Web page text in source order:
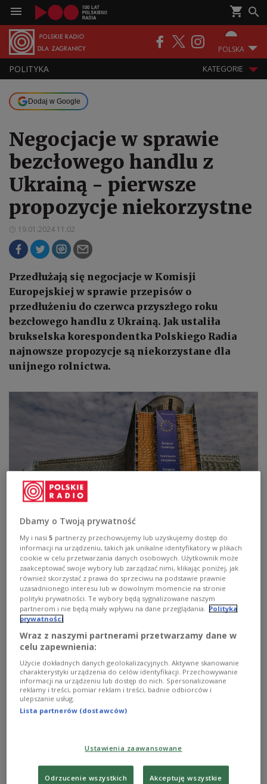
POLSKA
POLITYKA KATEGORIE
Dodaj w Google
Negocjacje w sprawie
bezcłowego handlu z
Ukrainą - pierwsze
propozycje niekorzystne
19.01.2024 11:02
Przedłużają się negocjacje w Komisji
Europejskiej w sprawie przepisów o
przedłużeniu do czerwca przyszłego roku
bezcłowego handlu z Ukrainą. Jak ustaliła
brukselska korespondentka Polskiego Radia
najnowsze propozycje są niekorzystane dla
unijnego rolnictwa.
Budynek Komisji Europejskiej Ivan Kacarov/ Shutterstock
Wczoraj Beata Płomecka informowała, że rozmowy
dotyczą limitów dla trzech wrażliwych produktów
- jaj, mięsa drobiowego i cukru. Rozmówcy naszej
korespondentki podkreślali wczoraj, że kluczowe
będą szczegóły i wysokości limitów.
Ograniczenia i kontyngenty mają chronić unijne
rynki przed nadmiernym importem z Ukrainy
trzech wrażliwych produktów, do którego
dochodziło po zawieszeniu ceł w połowie 2022
roku. Brukselska korespondentka Polskiego Radia
skomplikowane algorytmy, co wzbudza
do wyznaczenia limitów, ustalony został ubiegły
Dbamy o Twoją prywatność
My i nasi5 partnerzy przechowujemy lub uzyskujemy dostęp do
informacji na urządzeniu, takich jak unikalne identyfikatory w plikach
cookie w celu przetwarzania danych osobowych. Użytkownik może
zaakceptować swoje wybory lub zarządzać nimi, klikając poniżej, jak
również skorzystać z prawa do sprzeciwu na podstawie prawnie
uzasadnionego interesu lub w dowolnym momencie na stronie
polityki prywatności. Te wybory będą sygnalizowane naszym
partnerom i nie będą miały wpływu na dane przeglądania. Polityka
prywatności
Wraz z naszymi partnerami przetwarzamy dane w
celu zapewnienia:
Użycie dokładnych danych geolokalizacyjnych. Aktywne skanowanie
charakterystyki urządzenia do celów identyfikacji. Przechowywanie
informacji na urządzeniu lub dostęp do nich. Spersonalizowane
reklamy i treści, pomiar reklam i treści, badnie odbiorców i
ulepszanie usług.
Lista partnerów (dostawców)
Ustawienia zaawansowane
Odrzucenie wszystkich Akceptuję wszystkie